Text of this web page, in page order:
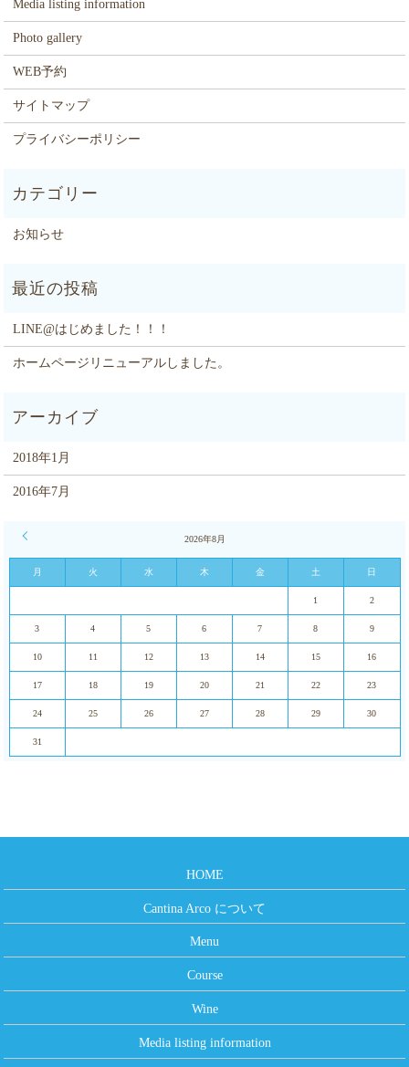
Media listing information
Photo gallery
WEB予約
サイトマップ
プライバシーポリシー
お知らせ
LINE@はじめました！！！
ホームページリニューアルしました。
2018年1月
2016年7月
2026年8月
月 火 水 木 金 土 日
1 2
3 4 5 6 7 8 9
10 11 12 13 14 15 16
17 18 19 20 21 22 23
24 25 26 27 28 29 30
31
HOME
Cantina Arco について
Menu
Course
Wine
Media listing information